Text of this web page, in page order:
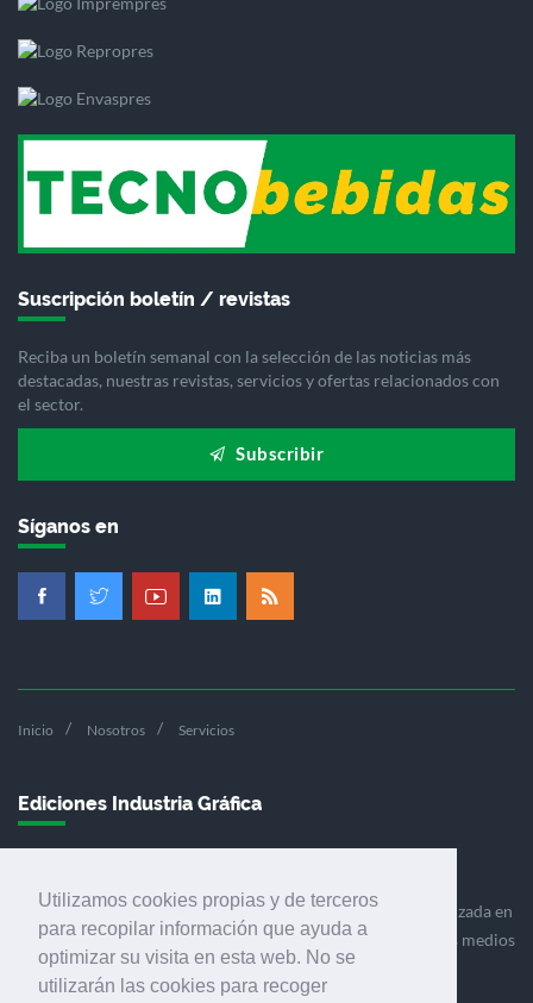
Utilizamos cookies propias y de terceros
para recopilar información que ayuda a
optimizar su visita en esta web. No se
utilizarán las cookies para recoger
Suscripción boletín / revistas
Reciba un boletín semanal con la selección de las noticias más
destacadas, nuestras revistas, servicios y ofertas relacionados con
el sector.
Subscribir
Síganos en
Inicio Nosotros Servicios
Ediciones Industria Gráfica
Ediciones Industria Gráfica es una empresa editora especializada en
el mercado de la comunicación gráfica que engloba diversos medios
profesionales especializados en el mercado gráfico, la
comunicación visual y el envasado.